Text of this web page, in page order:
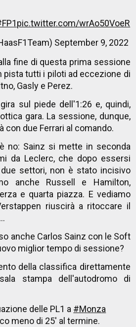
pic.twitter.com/wrAo50VoeR
September 9, 2022
fine di questa prima sessione
pista tutti i piloti ad eccezione di
Gasly e Perez.
sul piede dell'1:26 e, quindi,
gara. La sessione, dunque,
con due Ferrari al comando.
no: Sainz si mette in seconda
da Leclerc, che dopo essersi
settori, non è stato incisivo
anche Russell e Hamilton,
e quarta piazza. E vediamo
riuscirà a ritoccare il
anche Carlos Sainz con le Soft
miglior tempo di sessione?
della classifica direttamente
stampa dell'autodromo di
delle PL1 a #Monza
meno di 25' al termine.